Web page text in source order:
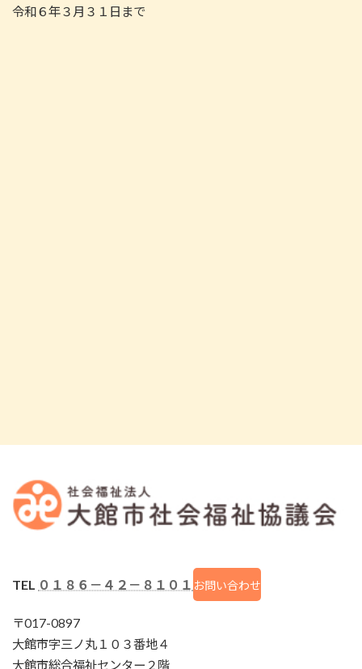
令和６年３月３１日まで
TEL ０１８６－４２－８１０１ お問い合わせ
〒017-0897
大館市字三ノ丸１０３番地４
大館市総合福祉センター２階